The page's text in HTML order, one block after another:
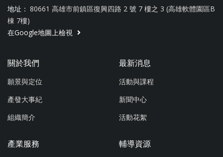
地址： 80661 高雄市前鎮區復興四路 2 號 7 樓之 3 (高雄軟體園區B
棟 7樓)
在Google地圖上檢視
關於我們
願景與定位
產發大事紀
組織簡介
最新消息
活動與課程
新聞中心
活動花絮
產業服務 輔導資源